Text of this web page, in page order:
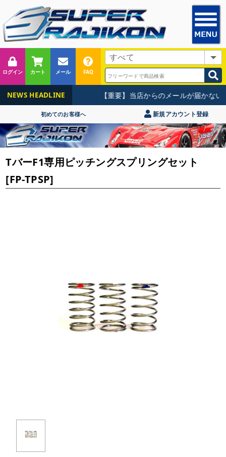
ログイン カート メール FAQ
NEWS HEADLINE 【重要】当店からのメールが届かない
初めてのお客様へ 新規アカウント登録
TバーF1専用ピッチングスプリングセット
[FP-TPSP]